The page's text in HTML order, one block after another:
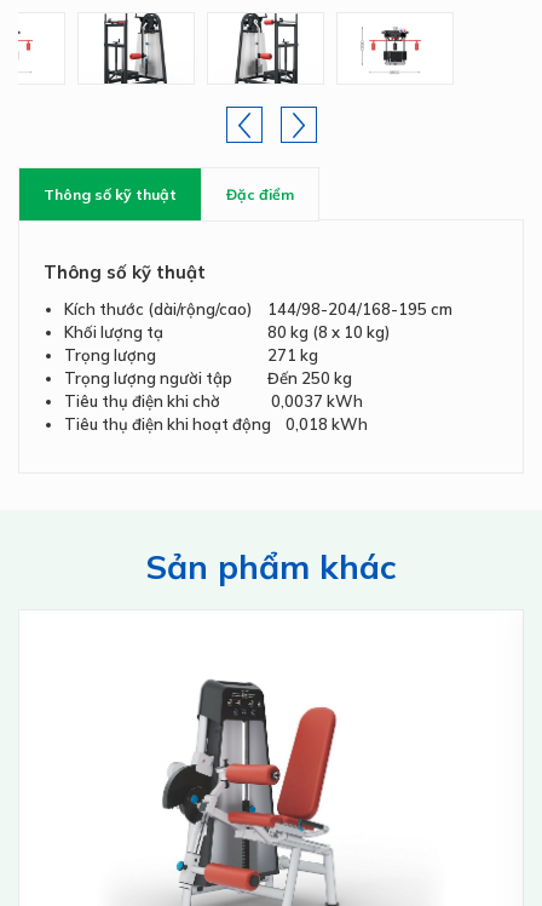
Thông số kỹ thuật Đặc điểm
Thông số kỹ thuật
Kích thước (dài/rộng/cao)
144/98-204/168-195 cm
Khối lượng tạ
80 kg (8 x 10 kg)
Trọng lượng
271 kg
Trọng lượng người tập
Đến 250 kg
Tiêu thụ điện khi chờ 0,0037 kWh
Tiêu thụ điện khi hoạt động 0,018 kWh
Sản phẩm khác